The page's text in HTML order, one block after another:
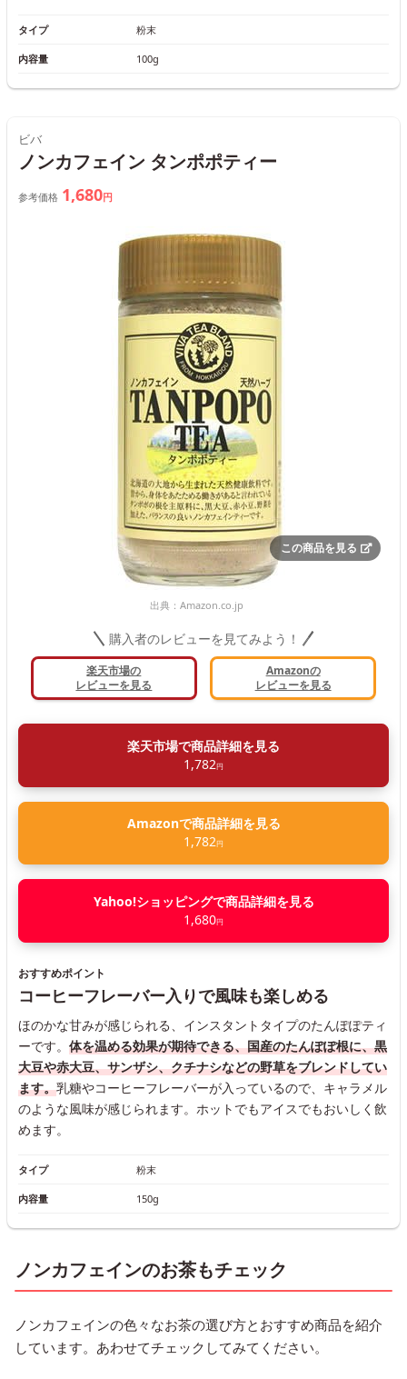
タイプ 粉末
内容量 100g
ビバ
ノンカフェイン タンポポティー
参考価格 1,680円
この商品を見る
出典： Amazon.co.jp
購入者のレビューを見てみよう！
楽天市場の
レビューを見る
Amazonの
レビューを見る
楽天市場で商品詳細を見る
1,782円
Amazonで商品詳細を見る
1,782円
Yahoo!ショッピングで商品詳細を見る
1,680円
おすすめポイント
コーヒーフレーバー入りで風味も楽しめる
ほのかな甘みが感じられる、インスタントタイプのたんぽぽティ
ーです。 体を温める効果が期待できる、国産のたんぽぽ根に、黒
大豆や赤大豆、サンザシ、クチナシなどの野草をブレンドしてい
ます。乳糖やコーヒーフレーバーが入っているので、キャラメル
のような風味が感じられます。ホットでもアイスでもおいしく飲
めます。
タイプ 粉末
内容量 150g
ノンカフェインのお茶もチェック
ノンカフェインの色々なお茶の選び方とおすすめ商品を紹介
しています。あわせてチェックしてみてください。